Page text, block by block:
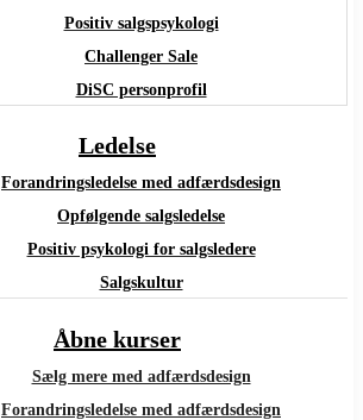
Positiv salgspsykologi
Challenger Sale
DiSC personprofil
Ledelse
Forandringsledelse med adfærdsdesign
Opfølgende salgsledelse
Positiv psykologi for salgsledere
Salgskultur
Åbne kurser
Sælg mere med adfærdsdesign
Forandringsledelse med adfærdsdesign